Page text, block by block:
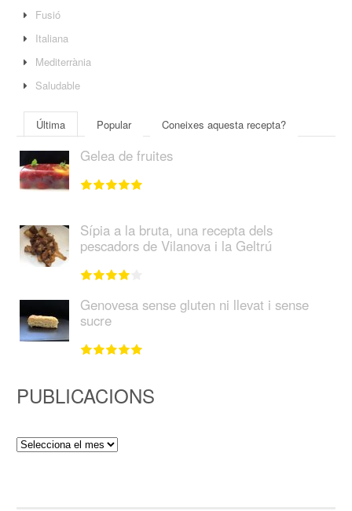
Fusió
Italiana
Mediterrània
Saludable
Última Popular Coneixes aquesta recepta?
Gelea de fruites
Sípia a la bruta, una recepta dels
pescadors de Vilanova i la Geltrú
Genovesa sense gluten ni llevat i sense
sucre
PUBLICACIONS
Publicacions